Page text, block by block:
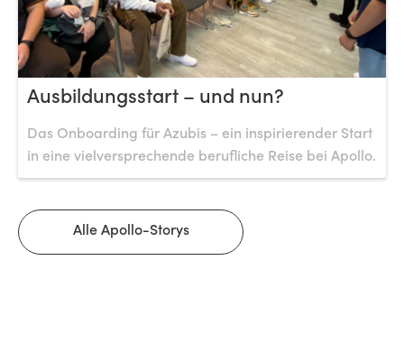
Ausbildungsstart – und nun?
Das Onboarding für Azubis – ein inspirierender Start
in eine vielversprechende berufliche Reise bei Apollo.
Alle Apollo-Storys